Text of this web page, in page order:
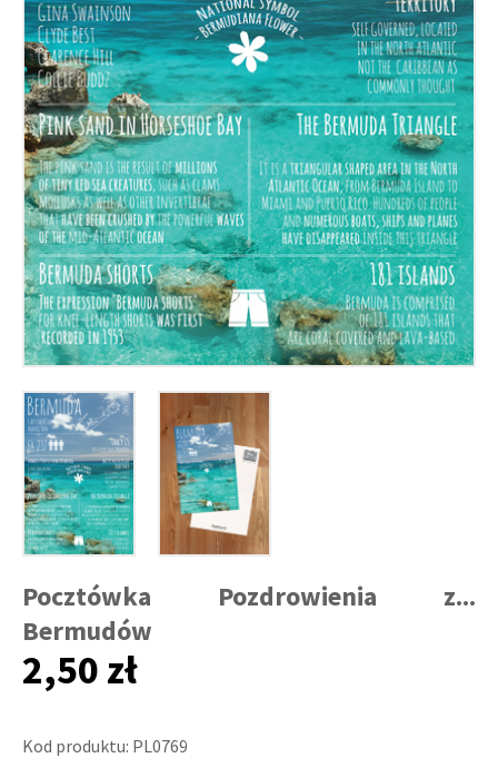
Pocztówka Pozdrowienia z...
Bermudów
2,50 zł
Kod produktu: PL0769